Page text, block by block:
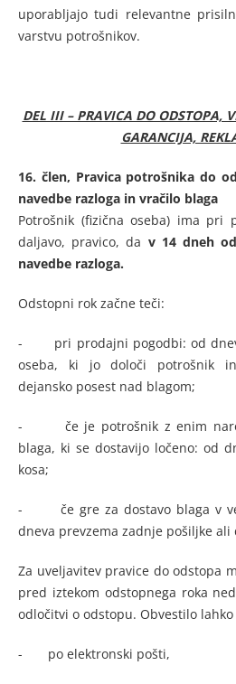
uporabljajo tudi relevantne
varstvu potrošnikov.
DEL III – PRAVICA DO ODSTOPA,
GARANCIJA,
16. člen, Pravica potrošnika do
navedbe razloga in vračilo blaga
Potrošnik (fizična oseba) ima pri
daljavo, pravico, da v 14 dneh
navedbe razloga.
Odstopni rok začne teči:
- pri prodajni pogodbi: od
oseba, ki jo določi potrošnik
dejansko posest nad blagom;
- če je potrošnik z enim
blaga, ki se dostavijo ločeno: od
kosa;
- če gre za dostavo blaga v
dneva prevzema zadnje pošiljke ali
Za uveljavitev pravice do odstopa
pred iztekom odstopnega roka
odločitvi o odstopu. Obvestilo lahko
- po elektronski pošti,